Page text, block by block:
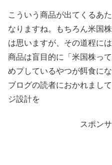
こういう商品が出てくるあ
なりますね。もちろん米国
は思いますが、その道程に
商品は盲目的に「米国株っ
めプしているやつが餌食に
ブログの読者におかれまし
ジ設計を
スポン